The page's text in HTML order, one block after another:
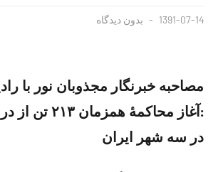
1391-07-14 بدون دیدگاه
مصاحبه خبرنگار مجذوبان نور با
:‌آغاز محاکمۀ
در سه شهر ایران